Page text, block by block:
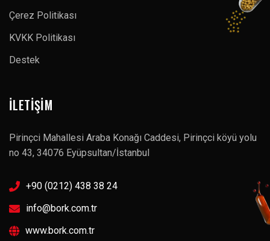
Çerez Politikası
KVKK Politikası
Destek
İLETIŞIM
Pirinçci Mahallesi Araba Konağı Caddesi, Pirinçci köyü yolu
no 43, 34076 Eyüpsultan/İstanbul
+90 (0212) 438 38 24
info@bork.com.tr
www.bork.com.tr